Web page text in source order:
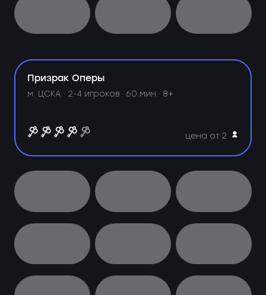
Призрак Оперы
м. ЦСКА ·2-4 игроков · 60 мин · 8+
цена от 2